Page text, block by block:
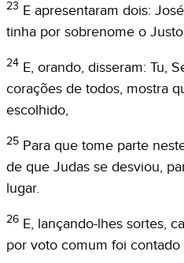
23 E apresentaram dois:
tinha por sobrenome o
24 E, orando, disseram: Tu,
corações de todos, mostra
escolhido,
25 Para que tome parte
de que Judas se desviou,
lugar.
26 E, lançando-lhes sortes,
por voto comum foi